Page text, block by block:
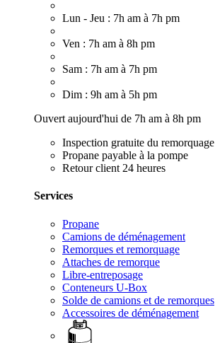
Lun - Jeu : 7h am à 7h pm
Ven : 7h am à 8h pm
Sam : 7h am à 7h pm
Dim : 9h am à 5h pm
Ouvert aujourd'hui de 7h am à 8h pm
Inspection gratuite du remorquage
Propane payable à la pompe
Retour client 24 heures
Services
Propane
Camions de déménagement
Remorques et remorquage
Attaches de remorque
Libre-entreposage
Conteneurs U-Box
Solde de camions et de remorques
Accessoires de déménagement